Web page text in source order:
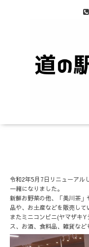
令和2年5月7日リニューアル
一緒になりました。
新鮮お野菜の他、「美川茶
品や、お土産などを販売して
またミニコンビニ(ヤマザキ
ス、お酒、食料品、雑貨など